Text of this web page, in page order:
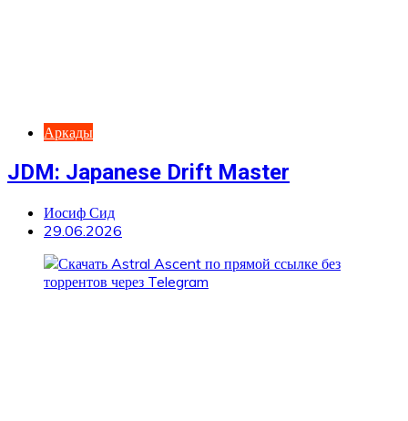
Аркады
JDM: Japanese Drift Master
Иосиф Сид
29.06.2026